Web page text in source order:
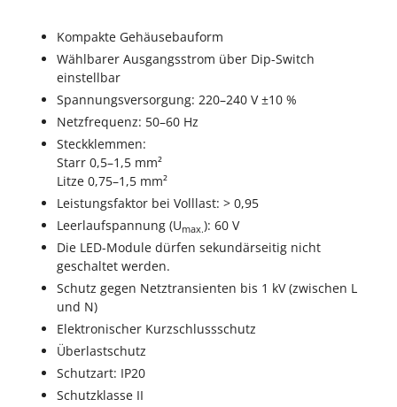
Kompakte Gehäusebauform
Wählbarer Ausgangsstrom über Dip-Switch
einstellbar
Spannungsversorgung: 220–240 V ±10 %
Netzfrequenz: 50–60 Hz
Steckklemmen:
Starr 0,5–1,5 mm²
Litze 0,75–1,5 mm²
Leistungsfaktor bei Volllast: > 0,95
Leerlaufspannung (Umax.): 60 V
Die LED-Module dürfen sekundärseitig nicht
geschaltet werden.
Schutz gegen Netztransienten bis 1 kV (zwischen L
und N)
Elektronischer Kurzschlussschutz
Überlastschutz
Schutzart: IP20
Schutzklasse II